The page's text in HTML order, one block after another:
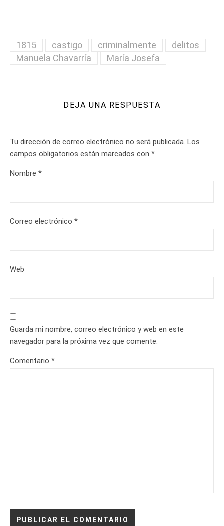
1815 castigo criminalmente
delitos
Manuela Chavarría
María Josefa
DEJA UNA RESPUESTA
Tu dirección de correo electrónico no será publicada. Los
campos obligatorios están marcados con *
Nombre *
Correo electrónico *
Web
Guarda mi nombre, correo electrónico y web en este
navegador para la próxima vez que comente.
Comentario *